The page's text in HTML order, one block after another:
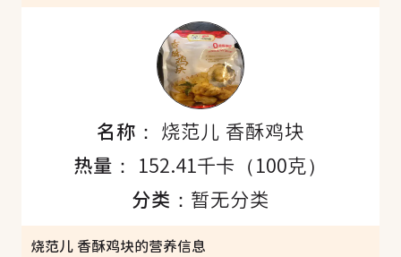
名称： 烧范儿 香酥鸡块
热量： 152.41千卡（100克）
分类： 暂无分类
烧范儿 香酥鸡块的营养信息